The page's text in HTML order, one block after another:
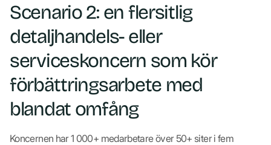
Scenario 2: en flersitlig
detaljhandels- eller
serviceskoncern som kör
förbättringsarbete med
blandat omfång
Koncernen har 1 000+ medarbetare över 50+ siter i fem